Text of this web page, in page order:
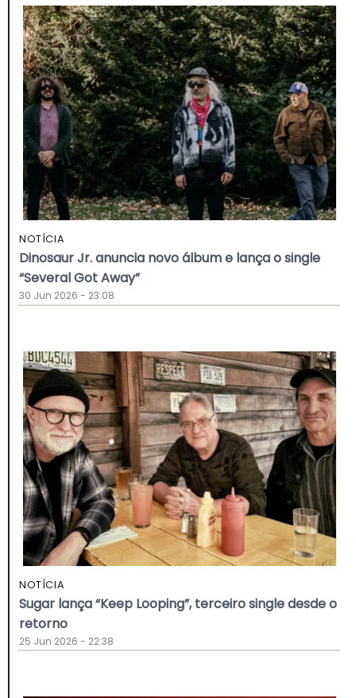
NOTÍCIA
Dinosaur Jr. anuncia novo álbum e lança o single
“Several Got Away”
30 Jun 2026 - 23:08
NOTÍCIA
Sugar lança “Keep Looping”, terceiro single desde o
retorno
25 Jun 2026 - 22:38